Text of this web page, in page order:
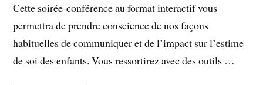
Cette soirée-conférence au format interactif vous
permettra de prendre conscience de nos façons
habituelles de communiquer et de l’impact sur l’estime
de soi des enfants. Vous ressortirez avec des outils …